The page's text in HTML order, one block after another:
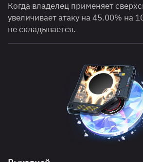
Когда владелец применяет
увеличивает атаку на 45.00% на
не складывается.